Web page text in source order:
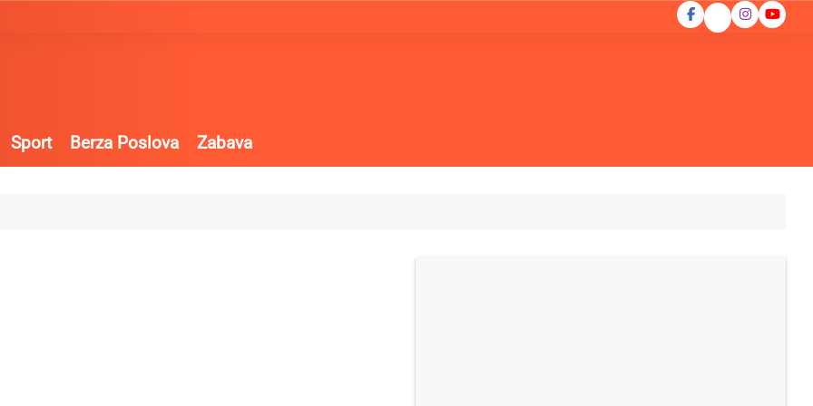
Sport Berza Poslova Zabava